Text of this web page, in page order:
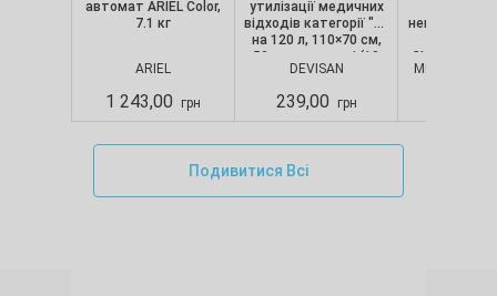
автомат ARIEL Color,
7.1 кг
ARIEL
1 243,00 грн
утилізації медичних
відходів категорії "B"
на 120 л, 110×70 см,
50 мкм, червоні (10
шт./уп.), Devisan
DEVISAN
239,00 грн
непопудрені,
CLASSIC,
MERCATOR
Подивитися Всі